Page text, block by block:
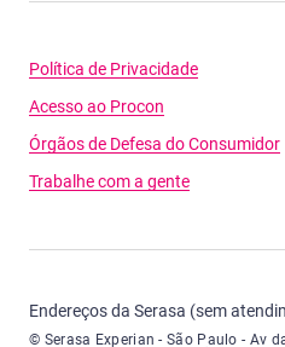
Política de Privacidade
Acesso ao Procon
Órgãos de Defesa do Consumidor
Trabalhe com a gente
Endereços da Serasa (sem
Serasa Experian - São Paulo -
© Serasa Experian - São Paulo - Av